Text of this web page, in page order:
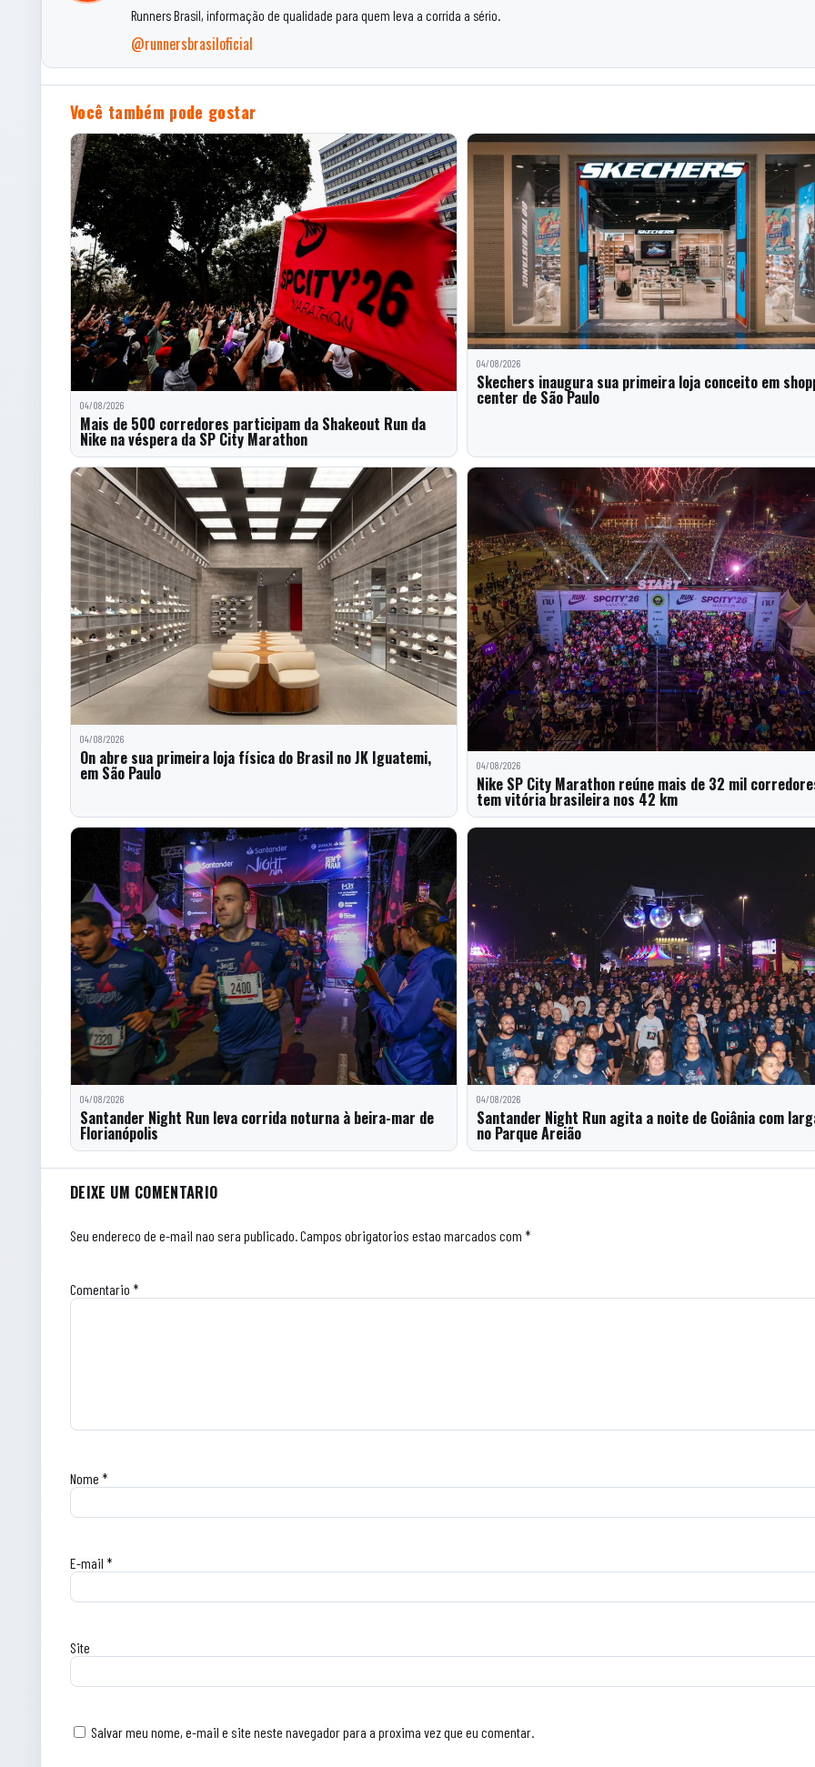
Runners Brasil, informação de qualidade para quem leva a corrida a sério.
@runnersbrasiloficial
Você também pode gostar
04/08/2026
Mais de 500 corredores participam da Shakeout Run da
Nike na véspera da SP City Marathon
04/08/2026
Skechers inaugura sua primeira loja conceito em
center de São Paulo
04/08/2026
On abre sua primeira loja física do Brasil no JK Iguatemi,
em São Paulo 04/08/2026
Nike SP City Marathon reúne mais de 32 mil
tem vitória brasileira nos 42 km
04/08/2026
Santander Night Run leva corrida noturna à beira-mar de
Florianópolis
04/08/2026
Santander Night Run agita a noite de Goiânia com
no Parque Areião
Comentarios do artigo
DEIXE UM COMENTARIO
Seu endereco de e-mail nao sera publicado. Campos obrigatorios estao marcados com *
Comentario *
Nome *
E-mail *
Site
Salvar meu nome, e-mail e site neste navegador para a proxima vez que eu comentar.